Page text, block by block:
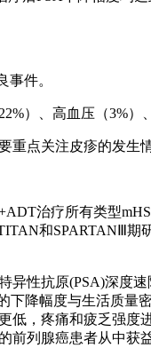
件。
）、高血压（3%）、
重点关注皮疹的发生
治疗所有类型
和SPARTANⅢ
异性抗原(PSA)深度
下降幅度与生活质量
低，疼痛和疲乏强度
前列腺癌患者从中获